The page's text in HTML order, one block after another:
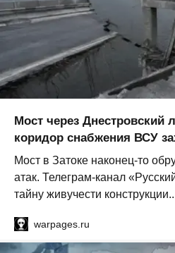
Мост через Днестровский
коридор снабжения ВСУ
Мост в Затоке наконец-то
атак. Телеграм-канал
тайну живучести
warpages.ru